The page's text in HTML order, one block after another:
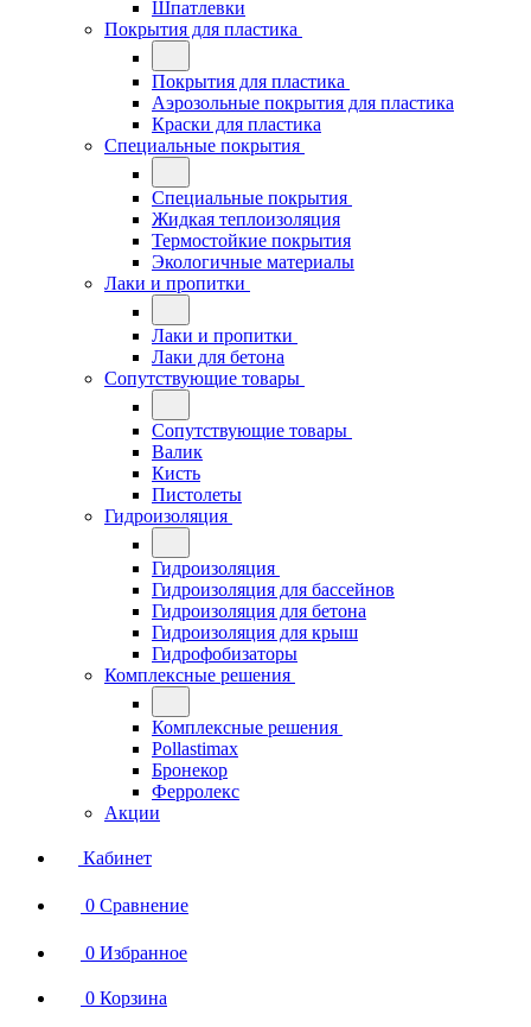
Шпатлевки
Покрытия для пластика
Покрытия для пластика
Аэрозольные покрытия для пластика
Краски для пластика
Специальные покрытия
Специальные покрытия
Жидкая теплоизоляция
Термостойкие покрытия
Экологичные материалы
Лаки и пропитки
Лаки и пропитки
Лаки для бетона
Сопутствующие товары
Сопутствующие товары
Валик
Кисть
Пистолеты
Гидроизоляция
Гидроизоляция
Гидроизоляция для бассейнов
Гидроизоляция для бетона
Гидроизоляция для крыш
Гидрофобизаторы
Комплексные решения
Комплексные решения
Pollastimax
Бронекор
Ферролекс
Акции
Кабинет
0 Сравнение
0 Избранное
0 Корзина